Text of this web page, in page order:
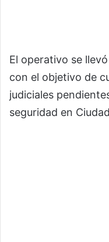
El operativo se
con el objetivo de
judiciales
seguridad en